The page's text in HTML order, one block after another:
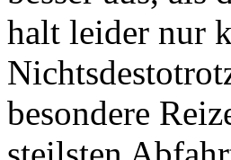
halt leider nur
besondere